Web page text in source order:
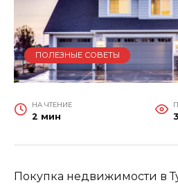
ПОЛЕЗНЫЕ СОВЕТЫ
НА ЧТЕНИЕ
2 мин
Покупка недвижимости в